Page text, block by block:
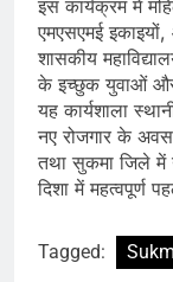
इस कार्यक्रम में
एमएसएमई
शासकीय
के इच्छुक युवाओं और
यह कार्यशाला
नए रोजगार के
तथा सुकमा जिले में
दिशा में महत्वपूर्ण
Tagged: